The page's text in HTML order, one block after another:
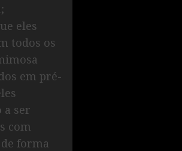
eles
todos os
em pré-
a ser
com
forma